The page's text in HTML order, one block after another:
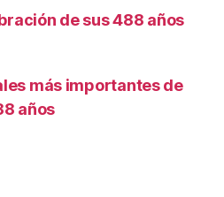
de sus 488 años
más importantes de
años